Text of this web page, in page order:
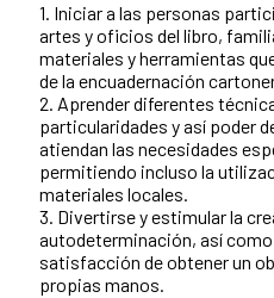
1. Iniciar a las personas
artes y oficios del libro,
materiales y herramientas
de la encuadernación
2. Aprender diferentes
particularidades y así poder
atiendan las necesidades
permitiendo incluso la
materiales locales.
3. Divertirse y estimular la
autodeterminación, así
satisfacción de obtener un
propias manos.